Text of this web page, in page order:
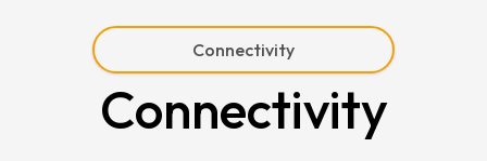
Connectivity
Connectivity